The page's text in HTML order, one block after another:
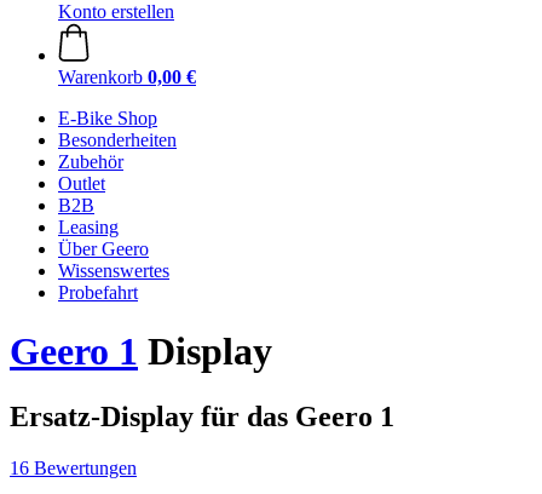
Konto erstellen
Warenkorb 0,00 €
E-Bike Shop
Besonderheiten
Zubehör
Outlet
B2B
Leasing
Über Geero
Wissenswertes
Probefahrt
Geero 1 Display
Ersatz-Display für das Geero 1
16 Bewertungen